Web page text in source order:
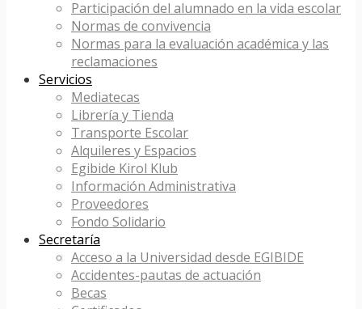
Participación del alumnado en la vida escolar
Normas de convivencia
Normas para la evaluación académica y las
reclamaciones
Servicios
Mediatecas
Librería y Tienda
Transporte Escolar
Alquileres y Espacios
Egibide Kirol Klub
Información Administrativa
Proveedores
Fondo Solidario
Secretaría
Acceso a la Universidad desde EGIBIDE
Accidentes-pautas de actuación
Becas